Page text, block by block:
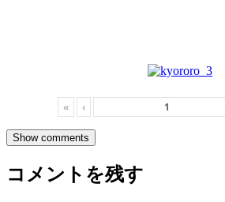
« ‹
Show comments
コメントを残す